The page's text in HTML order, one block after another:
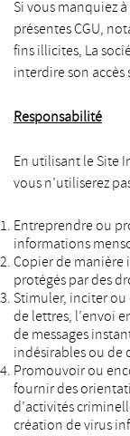
Si vous manquiez
présentes CGU,
fins illicites, La
interdire son accès
Responsabilité
En utilisant le Site
vous n’utiliserez
Entreprendre ou
informations
Copier de manière
protégés par des
Stimuler, inciter ou
de lettres, l’envoi
de messages
indésirables ou de
Promouvoir ou
fournir des
d’activités
création de virus